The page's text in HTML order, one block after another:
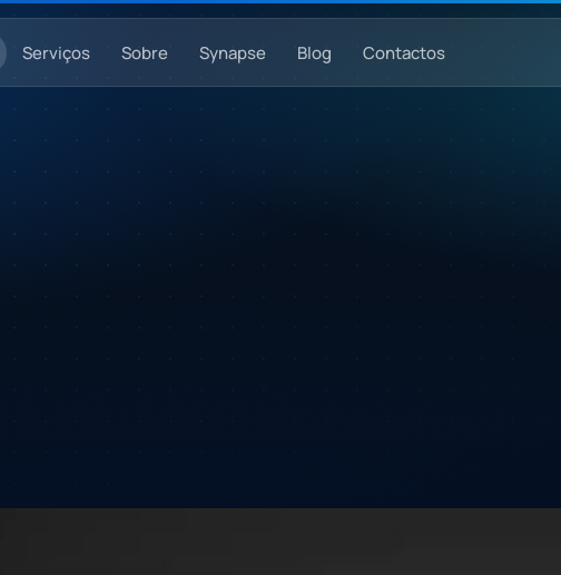
Serviços Sobre Synapse Blog Contactos